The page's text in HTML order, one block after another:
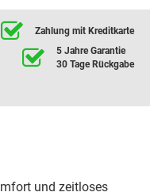
Zahlung mit Kreditkarte
5 Jahre Garantie
30 Tage Rückgabe
und zeitloses